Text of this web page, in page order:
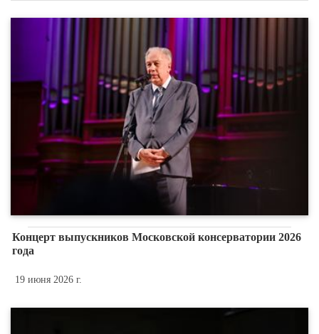
Концерт выпускников Московской консерватории 2026
года
19 июня 2026 г.